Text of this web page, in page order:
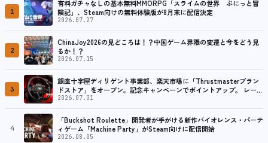
1
有料ガチャなしの基本無料MMORPG「スライムの世界 ぷにっと冒
険記」、Steam向けの無料体験版が8月末に配信決定
2026.07.27
2
ChinaJoy2026の見どころは！？中国ゲーム界隈の変遷と今をどう見
るか！？
2026.07.15
3
銀座十字屋ディリゲント事業部、楽天市場に「Thrustmasterブラン
ドストア」をオープン。記念キャンペーンでポイントアップ。 レーシ
ング／フライトシム向けコントローラーを中心に、幅広くラインナッ
2026.07.31
4
「Buckshot Roulette」開発者が手がける新作バイオレンス・パーテ
ィゲーム「Machine Party」がSteam向けに配信開始
2026.08.05